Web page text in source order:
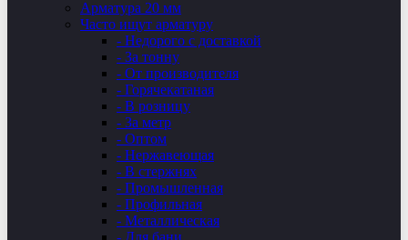
Арматура 20 мм
Часто ищут арматуру
- Недорого с доставкой
- За тонну
- От производителя
- Горячекатаная
- В розницу
- За метр
- Оптом
- Нержавеющая
- В стержнях
- Промышленная
- Профильная
- Металлическая
- Для бани